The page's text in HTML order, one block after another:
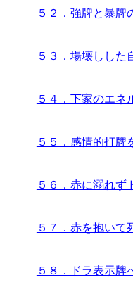
５２．強牌と暴
５３．場壊しし
５４．下家のエ
５５．感情的打
５６．赤に溺れ
５７．赤を抱い
５８．ドラ表示